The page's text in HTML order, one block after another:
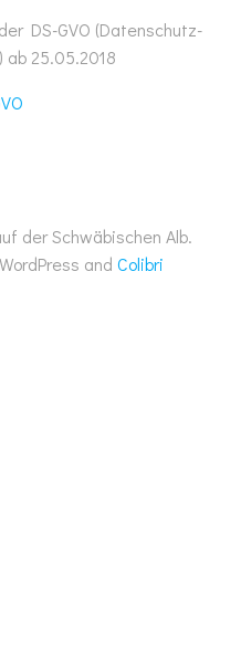
DS-GVO (Datenschutz-
ab 25.05.2018
der Schwäbischen Alb.
and Colibri